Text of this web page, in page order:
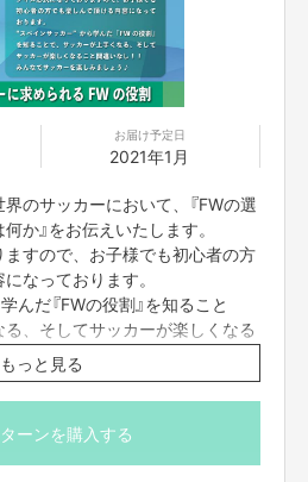
いこと・やろうと思った理由
ーをしていた、山口君が運営している『プ
いでこのプロジェクトを立ち上げました！
ちにエンタメを届ける」という想いで作ら
お届け予定日
2021年1月
のサッカーにおいて、『FWの選
か』をお伝えいたします。
すので、お子様でも初心者の方
なっております。
んだ『FWの役割』を知ること
、そしてサッカーが楽しくなる
ましょう♪
もっと見る
ーンを購入する